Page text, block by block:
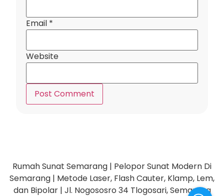
Email *
Website
Rumah Sunat Semarang | Pelopor Sunat Modern Di
Semarang | Metode Laser, Flash Cauter, Klamp, Lem,
dan Bipolar | Jl. Nogososro 34 Tlogosari, Semarang